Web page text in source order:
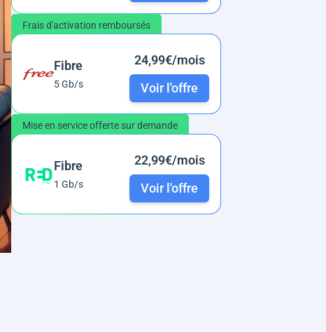
Frais d'activation remboursés
Fibre
5 Gb/s
24,99€/mois
Voir l'offre
Mise en service offerte sur demande
Fibre
1 Gb/s
22,99€/mois
Voir l'offre